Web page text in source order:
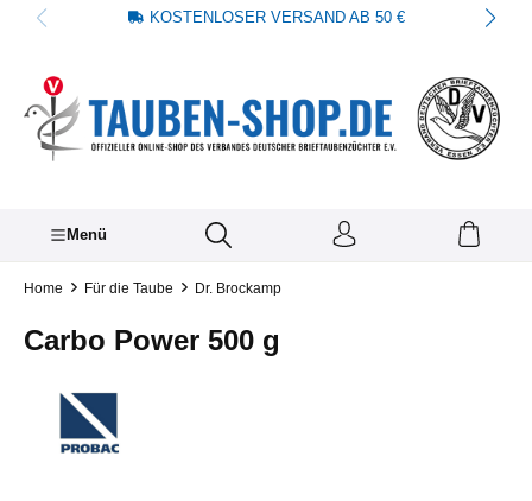
springen KOSTENLOSER VERSAND AB 50 €
Menü
Home Für die Taube Dr. Brockamp
Carbo Power 500 g